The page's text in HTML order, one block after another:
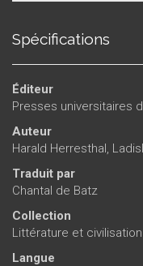
Spécifications
Éditeur
Presses universitaires
Auteur
Harald Herresthal
Traduit par
Chantal de Batz
Collection
Littérature et
Langue